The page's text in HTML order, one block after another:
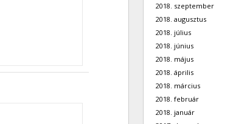
2018. szeptember
2018. augusztus
2018. július
2018. június
2018. május
2018. április
2018. március
2018. február
2018. január